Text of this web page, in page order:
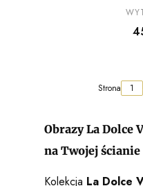
Dolce
Strona
Obrazy La Dolce
na Twojej ścianie
Kolekcja La Dolce